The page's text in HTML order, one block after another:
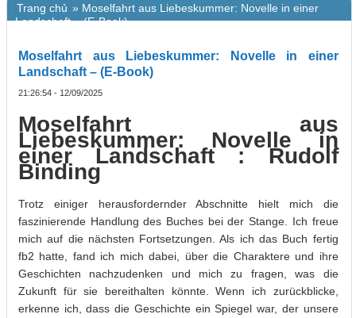
Trang chủ » Moselfahrt aus Liebeskummer: Novelle in einer
Landschaft – (E-Book)
Moselfahrt aus Liebeskummer: Novelle in einer
Landschaft – (E-Book)
21:26:54 - 12/09/2025
Moselfahrt aus
Liebeskummer: Novelle in
einer Landschaft : Rudolf
Binding
Trotz einiger herausfordernder Abschnitte hielt mich die
faszinierende Handlung des Buches bei der Stange. Ich freue
mich auf die nächsten Fortsetzungen. Als ich das Buch fertig
fb2 hatte, fand ich mich dabei, über die Charaktere und ihre
Geschichten nachzudenken und mich zu fragen, was die
Zukunft für sie bereithalten könnte. Wenn ich zurückblicke,
erkenne ich, dass die Geschichte ein Spiegel war, der unsere